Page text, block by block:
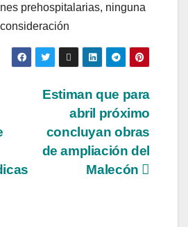
prehospitalarias, ninguna
Estiman que para
abril próximo
concluyan obras
de ampliación del
Malecón